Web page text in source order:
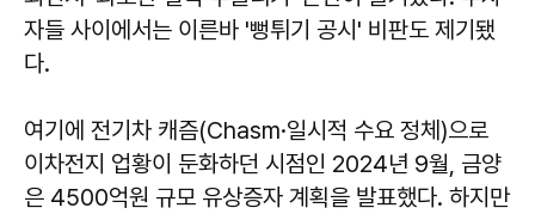
자들 사이에서는 이른바 '뻥튀기 공시' 비판도 제기됐
다.
여기에 전기차 캐즘(Chasm·일시적 수요 정체)으로
이차전지 업황이 둔화하던 시점인 2024년 9월, 금양
은 4500억원 규모 유상증자 계획을 발표했다. 하지만